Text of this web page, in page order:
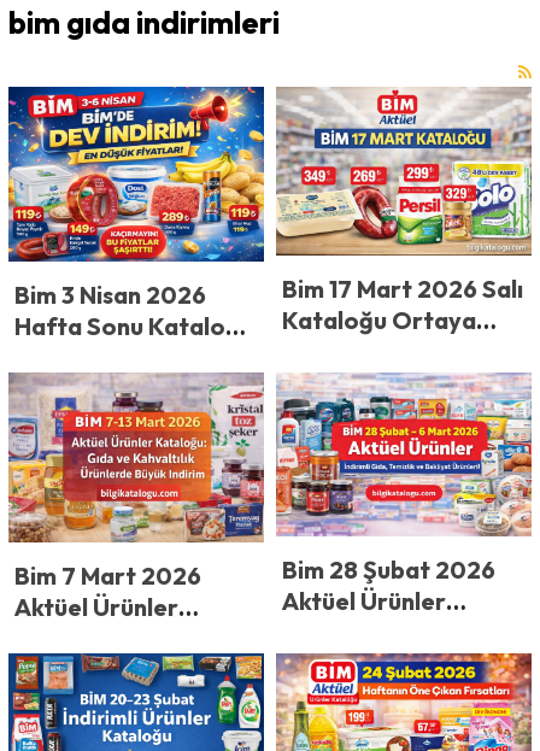
bim gıda indirimleri
Bim 3 Nisan 2026
Hafta Sonu Kataloğu
Dev İndirim Başladı!
3-6 Nisan’da Peynir,
Kıyma, Muz ve
Nescafe Fiyatları
Şaşırttı
Bim 17 Mart 2026 Salı
Kataloğu Ortaya
269 TL Sucuk, 29 TL
Persil Dikkat Çekiyor
Bim 7 Mart 2026
Aktüel Ürünler
Kahvaltılık Ürünlerde
Büyük İndirim
Bim 28 Şubat 2026
Aktüel Ürünler